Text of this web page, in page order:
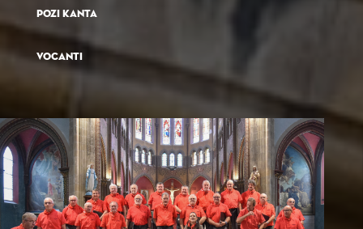
pozi kanta
vocanti